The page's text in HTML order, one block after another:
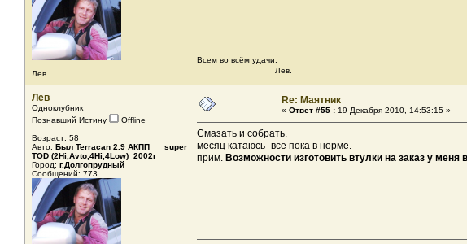
Лев
Всем во всём удачи.
Лев.
Лев
Одноклубник
Познавший Истину
Offline
Возраст: 58
Авто: Был Terracan 2.9 АКПП super
TOD (2Hi,Avto,4Hi,4Low) 2002г
Город: г.Долгопрудный
Сообщений: 773
Re: Маятник
« Ответ #55 : 19 Декабря 2010, 14:53:15 »
Смазать и собрать.
месяц катаюсь- все пока в норме.
прим. Возможности изготовить втулки на заказ у